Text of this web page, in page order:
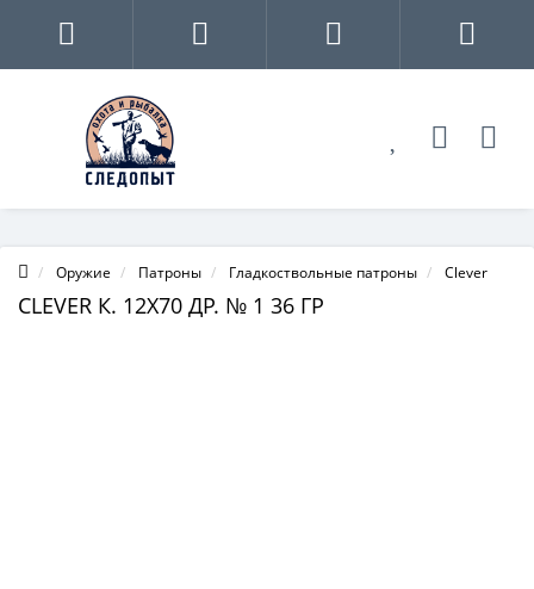
Оружие Патроны Гладкоствольные патроны Clever
CLEVER К. 12Х70 ДР. № 1 36 ГР